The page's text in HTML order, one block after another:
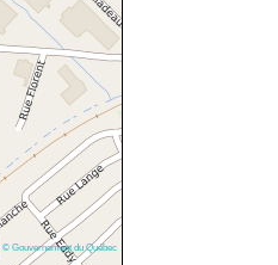
© Gouvernement du Québec